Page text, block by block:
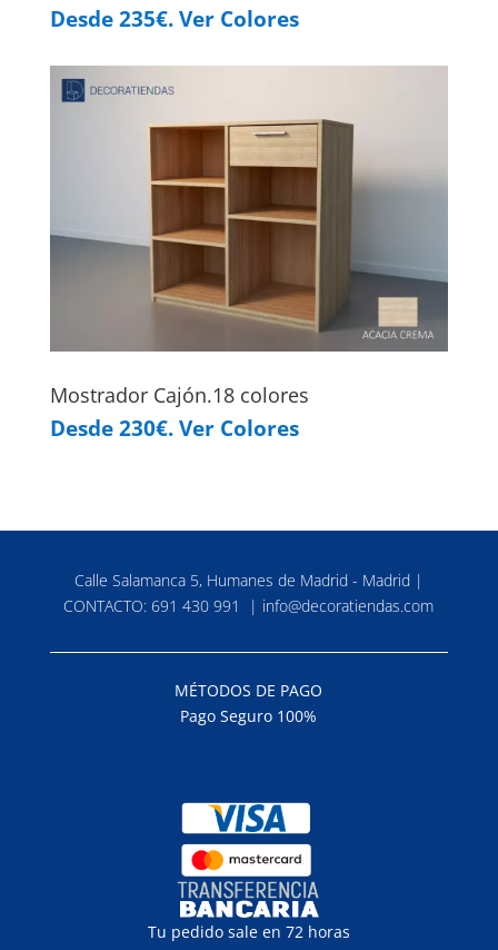
Desde 235€. Ver Colores
Mostrador Cajón.18 colores
Desde 230€. Ver Colores
Calle Salamanca 5, Humanes de Madrid - Madrid |
CONTACTO:691 430 991 | info@decoratiendas.com
MÉTODOS DE PAGO
Pago Seguro 100%
Tu pedido sale en 72 horas